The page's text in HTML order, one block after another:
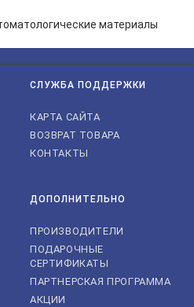
СЛУЖБА ПОДДЕРЖКИ
КАРТА САЙТА
ВОЗВРАТ ТОВАРА
КОНТАКТЫ
ДОПОЛНИТЕЛЬНО
ПРОИЗВОДИТЕЛИ
ПОДАРОЧНЫЕ
СЕРТИФИКАТЫ
ПАРТНЕРСКАЯ ПРОГРАММА
АКЦИИ